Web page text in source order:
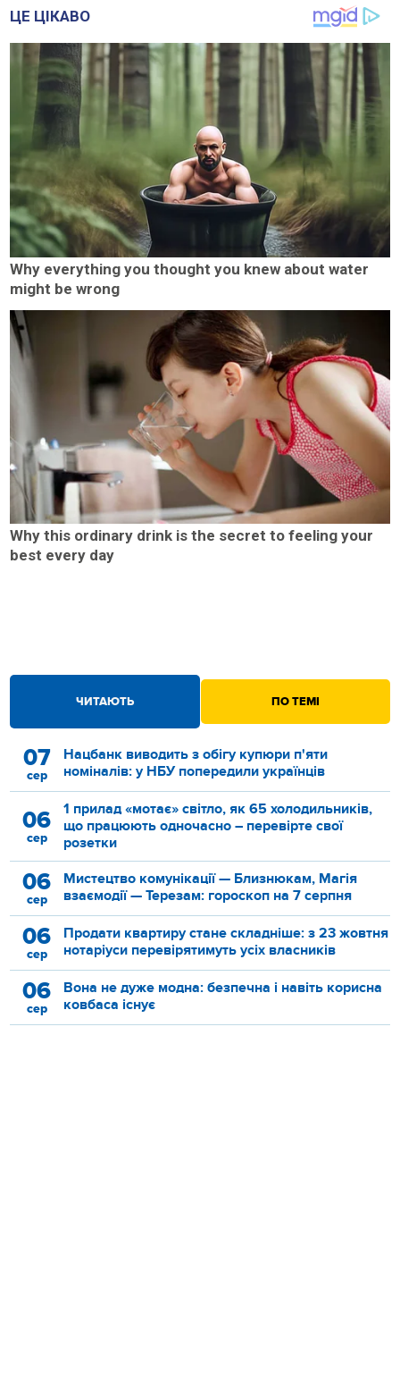
ЧИТАЮТЬ ПО ТЕМІ
07
сер
Нацбанк виводить з обігу купюри п'яти
номіналів: у НБУ попередили українців
06
сер
1 прилад «мотає» світло, як 65 холодильників,
що працюють одночасно – перевірте свої
розетки
06
сер
Мистецтво комунікації — Близнюкам, Магія
взаємодії — Терезам: гороскоп на 7 серпня
06
сер
Продати квартиру стане складніше: з 23 жовтня
нотаріуси перевірятимуть усіх власників
06
сер
Вона не дуже модна: безпечна і навіть корисна
ковбаса існує
ЦЕ ЦІКАВО
Why everything you thought you knew about water
might be wrong
Why this ordinary drink is the secret to feeling your
best every day